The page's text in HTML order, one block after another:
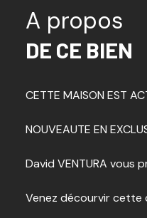
A propos
DE CE BIEN
CETTE MAISON EST
NOUVEAUTE EN
David VENTURA vous
Venez décourvir cette